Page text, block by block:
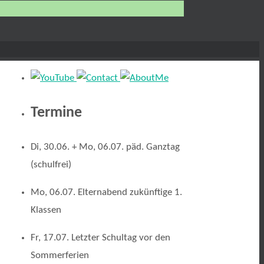
Termine
Di, 30.06. + Mo, 06.07. päd. Ganztag
(schulfrei)
Mo, 06.07. Elternabend zukünftige 1.
Klassen
Fr, 17.07. Letzter Schultag vor den
Sommerferien